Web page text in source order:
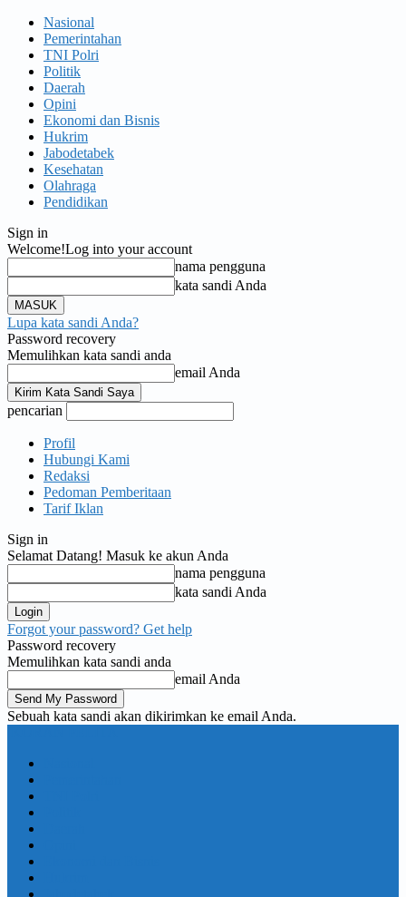
Nasional
Pemerintahan
TNI Polri
Politik
Daerah
Opini
Ekonomi dan Bisnis
Hukrim
Jabodetabek
Kesehatan
Olahraga
Pendidikan
Sign in
Welcome!Log into your account
nama pengguna
kata sandi Anda
Lupa kata sandi Anda?
Password recovery
Memulihkan kata sandi anda
email Anda
pencarian
Profil
Hubungi Kami
Redaksi
Pedoman Pemberitaan
Tarif Iklan
Sign in
Selamat Datang! Masuk ke akun Anda
nama pengguna
kata sandi Anda
Forgot your password? Get help
Password recovery
Memulihkan kata sandi anda
email Anda
Sebuah kata sandi akan dikirimkan ke email Anda.